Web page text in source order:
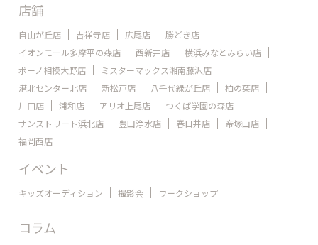
店舗
自由が丘店 吉祥寺店 広尾店
勝どき店
イオンモール多摩平の森店
西新井店
横浜みなとみらい店
ボーノ相模大野店
ミスターマックス湘南藤沢店
港北センター北店
新松戸店 八千代緑が丘店
柏の葉店
川口店
浦和店 アリオ上尾店
つくば学園の森店
サンストリート浜北店
豊田浄水店 春日井店
帝塚山店
福岡西店
イベント
キッズオーディション 撮影会 ワークショップ
コラム